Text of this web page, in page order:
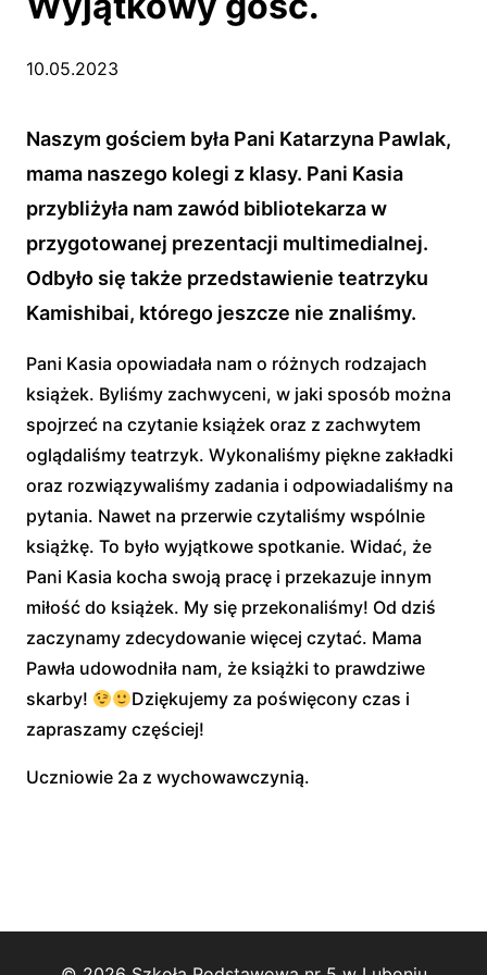
10.05.2023
Naszym gościem była Pani Katarzyna Pawlak,
mama naszego kolegi z klasy. Pani Kasia
przybliżyła nam zawód bibliotekarza w
przygotowanej prezentacji multimedialnej.
Odbyło się także przedstawienie teatrzyku
Kamishibai, którego jeszcze nie znaliśmy.
Pani Kasia opowiadała nam o różnych rodzajach
książek. Byliśmy zachwyceni, w jaki sposób można
spojrzeć na czytanie książek oraz z zachwytem
oglądaliśmy teatrzyk. Wykonaliśmy piękne zakładki
oraz rozwiązywaliśmy zadania i odpowiadaliśmy na
pytania. Nawet na przerwie czytaliśmy wspólnie
książkę. To było wyjątkowe spotkanie. Widać, że
Pani Kasia kocha swoją pracę i przekazuje innym
miłość do książek. My się przekonaliśmy! Od dziś
zaczynamy zdecydowanie więcej czytać. Mama
Pawła udowodniła nam, że książki to prawdziwe
skarby!
Dziękujemy za poświęcony czas i
zapraszamy częściej!
Uczniowie 2a z wychowawczynią.